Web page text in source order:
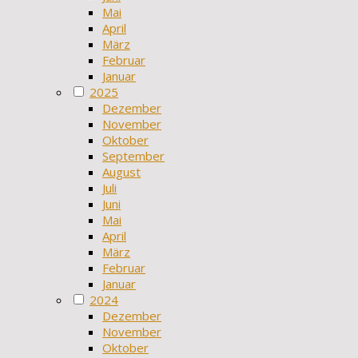
Mai
April
März
Februar
Januar
2025
Dezember
November
Oktober
September
August
Juli
Juni
Mai
April
März
Februar
Januar
2024
Dezember
November
Oktober